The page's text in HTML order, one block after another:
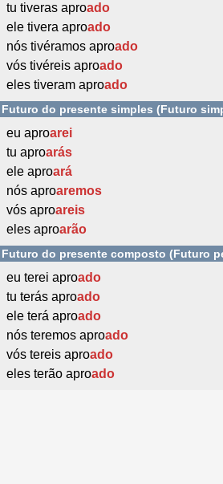
tu tiveras aproado
ele tivera aproado
nós tivéramos aproado
vós tivéreis aproado
eles tiveram aproado
Futuro do presente simples (Futuro
eu aproarei
tu aproarás
ele aproará
nós aproaremos
vós aproareis
eles aproarão
Futuro do presente composto (Futuro
eu terei aproado
tu terás aproado
ele terá aproado
nós teremos aproado
vós tereis aproado
eles terão aproado